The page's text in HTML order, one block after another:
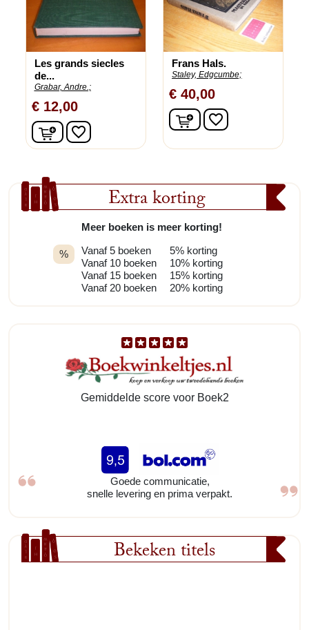
Extra korting
%
Meer boeken is meer korting!
Vanaf 5 boeken
Vanaf 10 boeken
Vanaf 15 boeken
Vanaf 20 boeken
5% korting
10% korting
15% korting
20% korting
Gemiddelde score voor Boek2
Goede communicatie,
snelle levering en prima verpakt.
Bekeken titels
Les grands siecles
de...
Grabar, Andre.;
€ 12,00
In winkelwagen
favorite_border
Frans Hals.
Staley, Edgcumbe;
€ 40,00
In winkelwagen
favorite_border